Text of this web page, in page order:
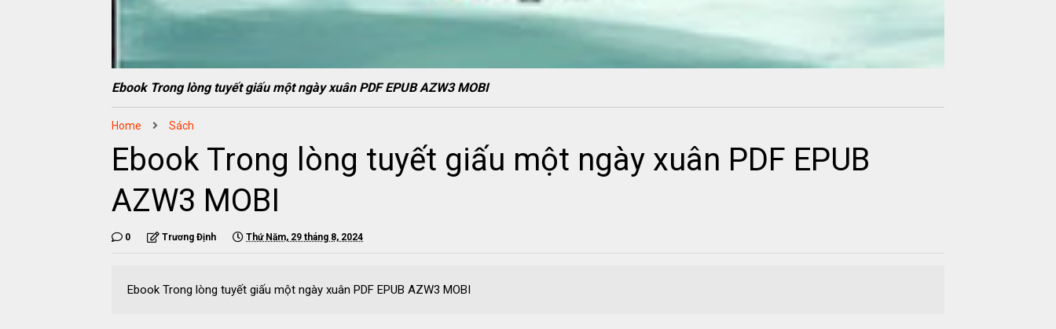
Ebook Trong lòng tuyết giấu một ngày xuân PDF EPUB AZW3 MOBI
Home Sách
Ebook Trong lòng tuyết giấu một ngày xuân PDF EPUB
AZW3 MOBI
0 Trương Định Thứ Năm, 29 tháng 8, 2024
Ebook Trong lòng tuyết giấu một ngày xuân PDF EPUB AZW3 MOBI